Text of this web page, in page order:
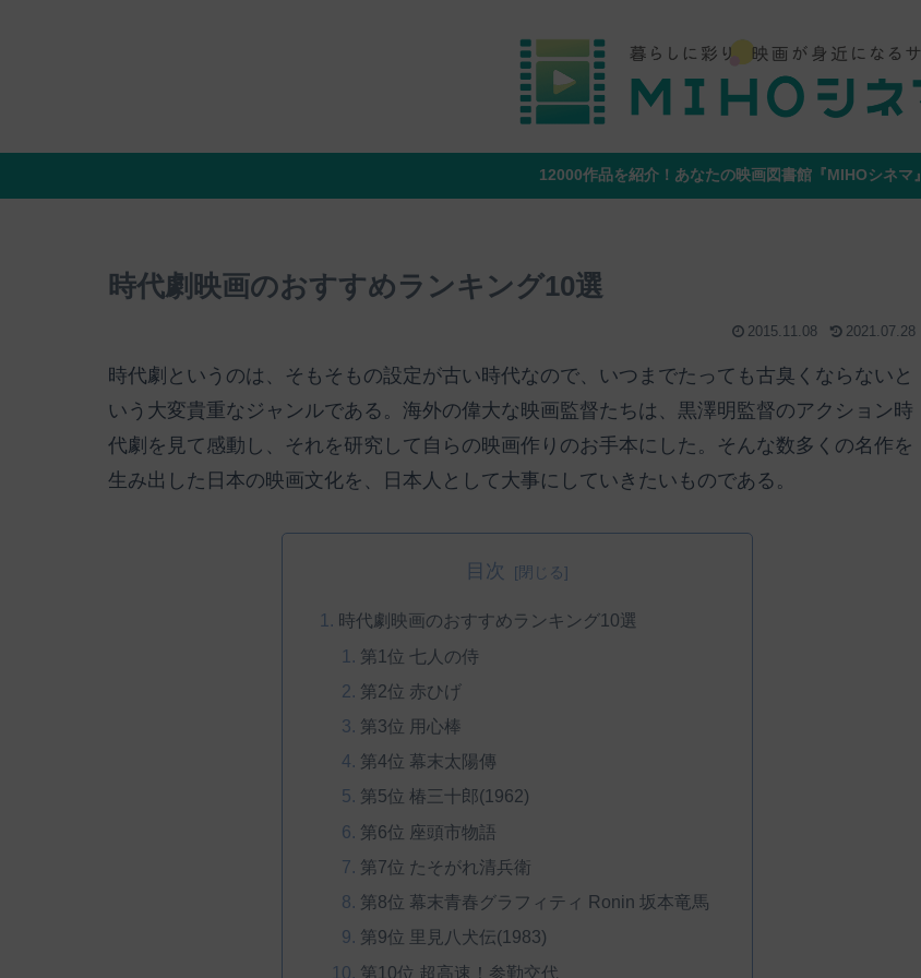
12000作品を紹介！あなたの映画図書館『MIHOシネマ』
時代劇映画のおすすめランキング10選
2015.11.08 2021.07.28
時代劇というのは、そもそもの設定が古い時代なので、いつまでたっても古臭くならないと
いう大変貴重なジャンルである。海外の偉大な映画監督たちは、黒澤明監督のアクション時
代劇を見て感動し、それを研究して自らの映画作りのお手本にした。そんな数多くの名作を
生み出した日本の映画文化を、日本人として大事にしていきたいものである。
目次
時代劇映画のおすすめランキング10選
第1位 七人の侍
第2位 赤ひげ
第3位 用心棒
第4位 幕末太陽傳
第5位 椿三十郎(1962)
第6位 座頭市物語
第7位 たそがれ清兵衛
第8位 幕末青春グラフィティ Ronin 坂本竜馬
第9位 里見八犬伝(1983)
第10位 超高速！参勤交代